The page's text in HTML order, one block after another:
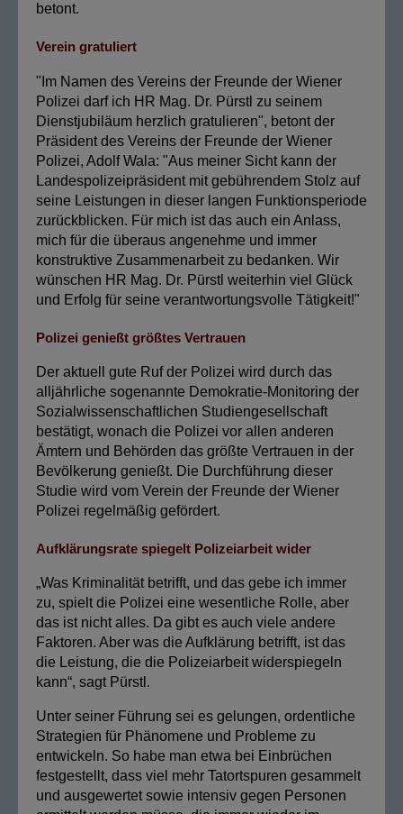
betont.
Verein gratuliert
"Im Namen des Vereins der Freunde der Wiener
Polizei darf ich HR Mag. Dr. Pürstl zu seinem
Dienstjubiläum herzlich gratulieren", betont der
Präsident des Vereins der Freunde der Wiener
Polizei, Adolf Wala: "Aus meiner Sicht kann der
Landespolizeipräsident mit gebührendem Stolz auf
seine Leistungen in dieser langen Funktionsperiode
zurückblicken. Für mich ist das auch ein Anlass,
mich für die überaus angenehme und immer
konstruktive Zusammenarbeit zu bedanken. Wir
wünschen HR Mag. Dr. Pürstl weiterhin viel Glück
und Erfolg für seine verantwortungsvolle Tätigkeit!"
Polizei genießt größtes Vertrauen
Der aktuell gute Ruf der Polizei wird durch das
alljährliche sogenannte Demokratie-Monitoring der
Sozialwissenschaftlichen Studiengesellschaft
bestätigt, wonach die Polizei vor allen anderen
Ämtern und Behörden das größte Vertrauen in der
Bevölkerung genießt. Die Durchführung dieser
Studie wird vom Verein der Freunde der Wiener
Polizei regelmäßig gefördert.
Aufklärungsrate spiegelt Polizeiarbeit wider
„Was Kriminalität betrifft, und das gebe ich immer
zu, spielt die Polizei eine wesentliche Rolle, aber
das ist nicht alles. Da gibt es auch viele andere
Faktoren. Aber was die Aufklärung betrifft, ist das
die Leistung, die die Polizeiarbeit widerspiegeln
kann“, sagt Pürstl.
Unter seiner Führung sei es gelungen, ordentliche
Strategien für Phänomene und Probleme zu
entwickeln. So habe man etwa bei Einbrüchen
festgestellt, dass viel mehr Tatortspuren gesammelt
und ausgewertet sowie intensiv gegen Personen